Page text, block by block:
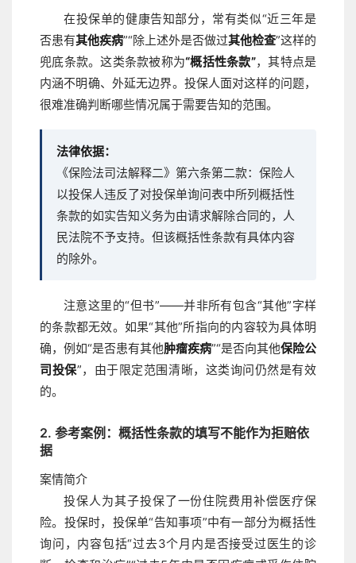
在投保单的健康告知部分，常有类似“近三年是
否患有其他疾病”“除上述外是否做过其他检查”这样的
兜底条款。这类条款被称为“概括性条款”，其特点是
内涵不明确、外延无边界。投保人面对这样的问题，
很难准确判断哪些情况属于需要告知的范围。
法律依据：
《保险法司法解释二》第六条第二款：保险人
以投保人违反了对投保单询问表中所列概括性
条款的如实告知义务为由请求解除合同的，人
民法院不予支持。但该概括性条款有具体内容
的除外。
注意这里的“但书”——并非所有包含“其他”字样
的条款都无效。如果“其他”所指向的内容较为具体明
确，例如“是否患有其他肿瘤疾病”“是否向其他保险公
司投保”，由于限定范围清晰，这类询问仍然是有效
的。
2. 参考案例：概括性条款的填写不能作为拒赔依
据
案情简介
投保人为其子投保了一份住院费用补偿医疗保
险。投保时，投保单“告知事项”中有一部分为概括性
询问，内容包括“过去3个月内是否接受过医生的诊